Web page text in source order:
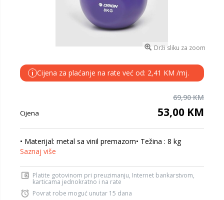
Drži sliku za zoom
i Cijena za plaćanje na rate već od: 2,41 KM /mj.
69,90 KM
Cijena 53,00 KM
• Materijal: metal sa vinil premazom• Težina : 8 kg
Saznaj više
Platite gotovinom pri preuzimanju, Internet bankarstvom,
karticama jednokratno i na rate
Povrat robe moguć unutar 15 dana